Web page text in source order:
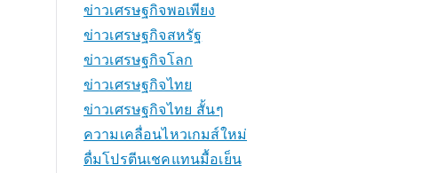
ข่าวเศรษฐกิจพอเพียง
ข่าวเศรษฐกิจสหรัฐ
ข่าวเศรษฐกิจโลก
ข่าวเศรษฐกิจไทย
ข่าวเศรษฐกิจไทย สั้นๆ
ความเคลื่อนไหวเกมส์ใหม่
ดื่มโปรตีนเชคแทนมื้อเย็น